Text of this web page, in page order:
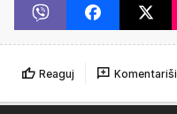
Reaguj Komentariši